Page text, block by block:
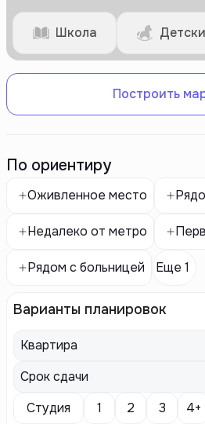
Школа
Построить
По ориентиру
Оживленное место
Недалеко от метро
Рядом с больницей Еще 1
Варианты планировок
Квартира
Срок сдачи
Студия
1 2 3 4+